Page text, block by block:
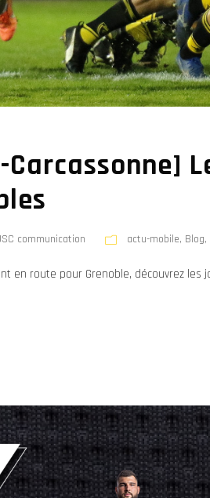
Carcassonne]
communication actu-mobile, Blog,
en route pour Grenoble, découvrez les